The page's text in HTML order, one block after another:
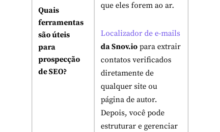
Quais
ferramentas
são úteis
para
prospecção
de SEO?
que eles forem ao ar.
Localizador de e-mails
da Snov.io para extrair
contatos verificados
diretamente de
qualquer site ou
página de autor.
Depois, você pode
estruturar e gerenciar